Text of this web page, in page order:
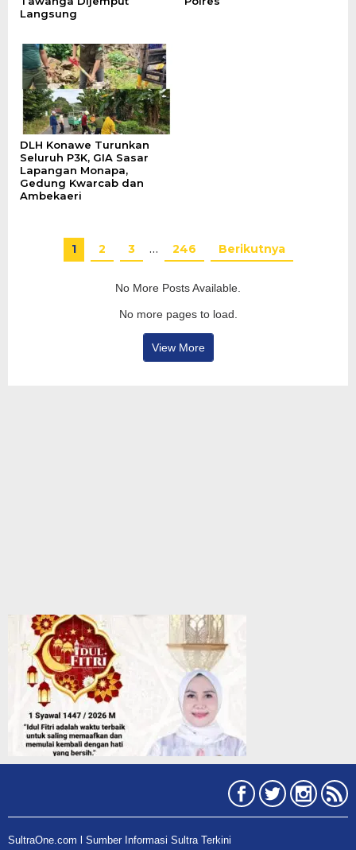
Langsung
DLH Konawe Turunkan
Seluruh P3K, GIA Sasar
Lapangan Monapa,
Gedung Kwarcab dan
Ambekaeri
1 2 3 … 246 Berikutnya
No More Posts Available.
No more pages to load.
View More
SultraOne.com l Sumber Informasi Sultra Terkini